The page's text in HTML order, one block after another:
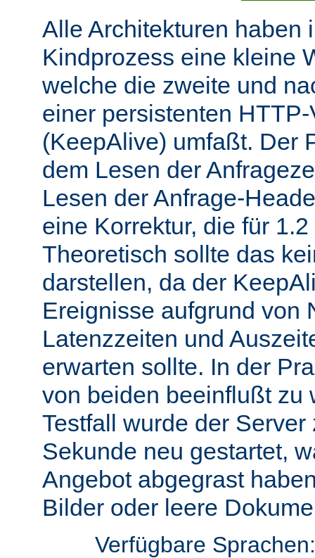
Alle Architekturen haben
Kindprozess eine kleine
welche die zweite und
einer persistenten
(KeepAlive) umfaßt. Der
dem Lesen der
Lesen der Anfrage-
eine Korrektur, die für
Theoretisch sollte das
darstellen, da der
Ereignisse aufgrund von
Latenzzeiten und
erwarten sollte. In der
von beiden beeinflußt zu
Testfall wurde der
Sekunde neu gestartet,
Angebot abgegrast
Bilder oder leere
Verfügbare